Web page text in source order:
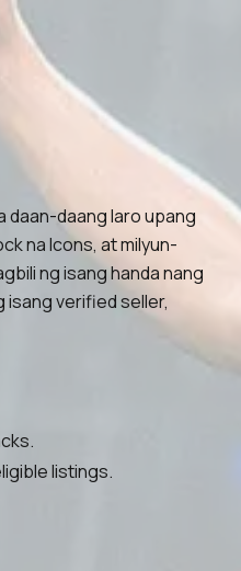
daan-daang laro upang
na Icons, at milyun-
ng isang handa nang
isang verified seller,
listings.